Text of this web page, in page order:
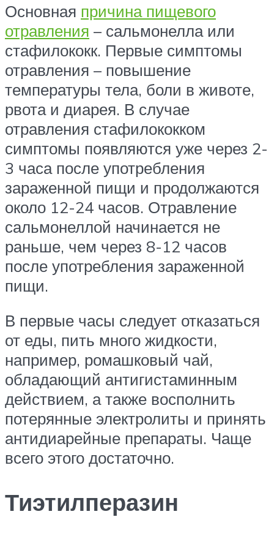
Основная причина пищевого
отравления – сальмонелла или
стафилококк. Первые симптомы
отравления – повышение
температуры тела, боли в животе,
рвота и диарея. В случае
отравления стафилококком
симптомы появляются уже через 2-
3 часа после употребления
зараженной пищи и продолжаются
около 12-24 часов. Отравление
сальмонеллой начинается не
раньше, чем через 8-12 часов
после употребления зараженной
пищи.
В первые часы следует отказаться
от еды, пить много жидкости,
например, ромашковый чай,
обладающий антигистаминным
действием, а также восполнить
потерянные электролиты и принять
антидиарейные препараты. Чаще
всего этого достаточно.
Тиэтилперазин